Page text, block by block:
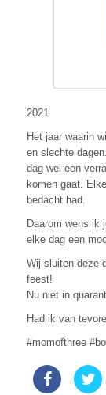
2021
Het jaar waarin
en slechte
dag wel een
komen gaat.
bedacht had.
Daarom wens ik
elke dag een
Wij sluiten deze
feest!
Nu niet in
Had ik van
#momofthree